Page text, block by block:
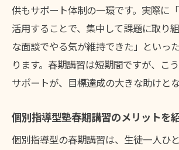
供もサポート体制の一環です。実際に
活用することで、集中して課題に取り
な面談でやる気が維持できた」といっ
ります。春期講習は短期間ですが、こ
サポートが、目標達成の大きな助けとな
個別指導型塾春期講習のメリットを
個別指導型の春期講習は、生徒一人ひ